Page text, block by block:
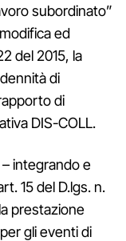
subordinato”
ed
del 2015, la
di
di
DIS-COLL.
– integrando e
15 del D.lgs. n.
prestazione
gli eventi di